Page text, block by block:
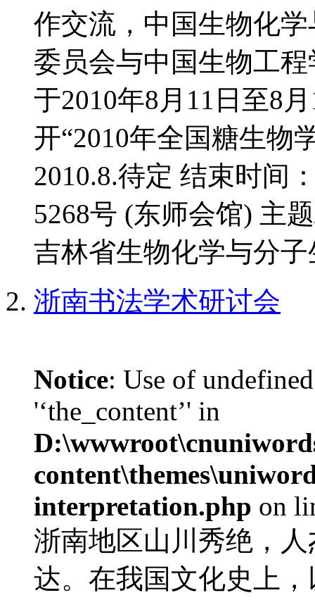
作交流，中国生物化
委员会与中国生物工
于2010年8月11日至8
开“2010年全国糖生物
2010.8.待定 结束时间
5268号 (东师会馆) 主
吉林省生物化学与分
浙南书法学术研讨会
Notice: Use of
'‘the_content’' in
interpretation.php on
浙南地区山川秀绝，
达。在我国文化史上